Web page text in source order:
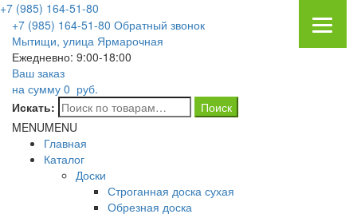
+7 (985) 164-51-80
+7 (985) 164-51-80 Обратный звонок
Мытищи, улица Ярмарочная
Ежедневно: 9:00-18:00
Ваш заказ
на сумму 0 руб.
Искать:
MENUMENU
Главная
Каталог
Доски
Строганная доска сухая
Обрезная доска